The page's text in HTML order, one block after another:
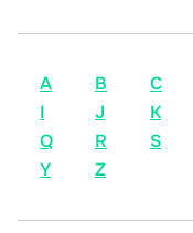
A B C
I
J K
Q
R S
Y
Z